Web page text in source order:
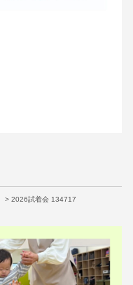
> 2026試着会 134717